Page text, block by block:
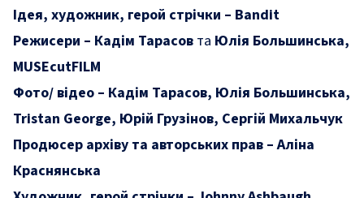
Ідея, художник, герой стрічки – Bandit
Режисери – Кадім Тарасов та Юлія Большинська,
MUSEcutFILM
Фото/ відео – Кадім Тарасов, Юлія Большинська,
Tristan George, Юрій Грузінов, Сергій Михальчук
Продюсер архіву та авторських прав – Аліна
Краснянська